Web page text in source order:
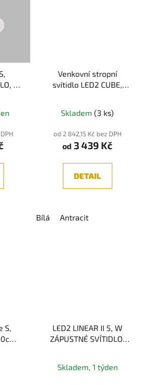
6-
Venkovní stropní
svítidlo LED2 CUBE,
hodnocení
produktu
je
z
Skladem (3 ks)
od 2 842,15 Kč bez DPH
od 3 439 Kč
DETAIL
Bílá Antracit
S,
LED2 LINEAR II 5, W
ZÁPUSTNÉ SVÍTIDLO,
Skladem, 1 týden